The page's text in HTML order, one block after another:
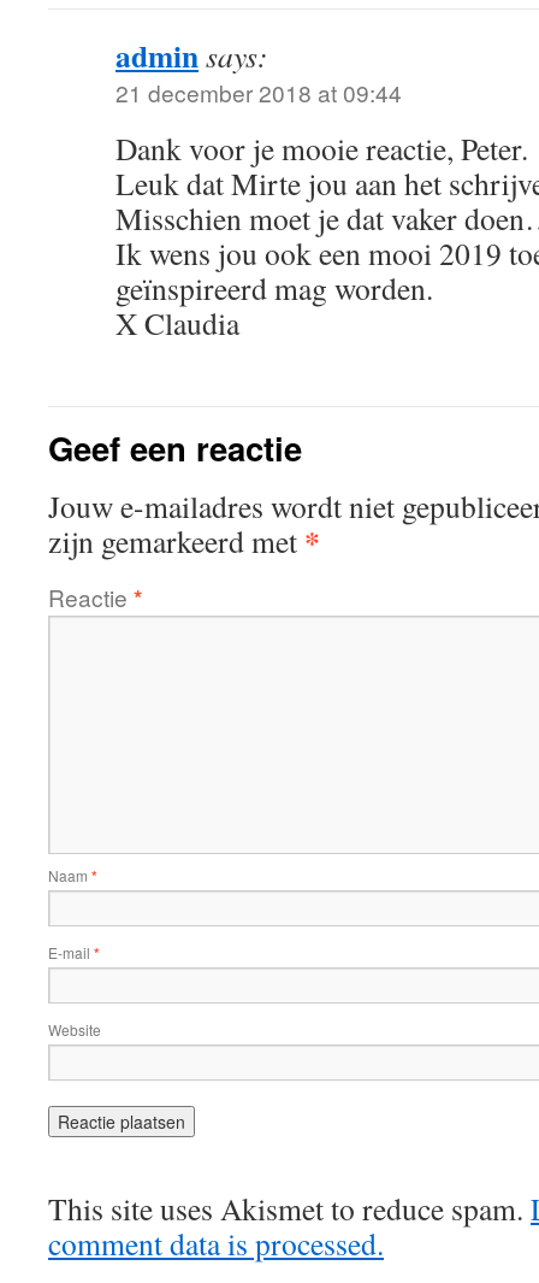
adminsays:
21 december 2018 at 09:44
Dank voor je mooie reactie, Peter.
Leuk dat Mirte jou aan het
Misschien moet je dat vaker
Ik wens jou ook een mooi 2019
geïnspireerd mag worden.
X Claudia
Geef een reactie
Jouw e-mailadres wordt niet
zijn gemarkeerd met *
Reactie *
Naam *
E-mail *
Website
This site uses Akismet to reduce spam.
comment data is processed.